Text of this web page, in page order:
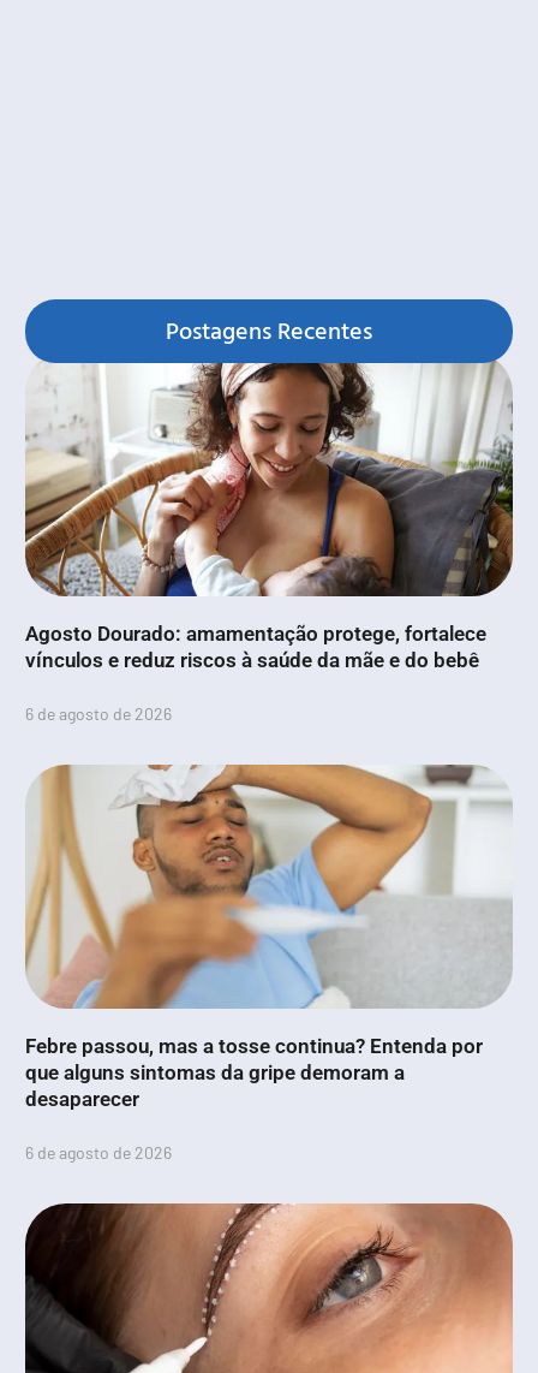
Postagens Recentes
Agosto Dourado: amamentação protege, fortalece
vínculos e reduz riscos à saúde da mãe e do bebê
6 de agosto de 2026
Febre passou, mas a tosse continua? Entenda por
que alguns sintomas da gripe demoram a
desaparecer
6 de agosto de 2026